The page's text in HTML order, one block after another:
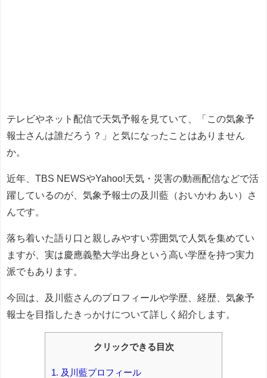
テレビやネット配信で天気予報を見ていて、「この気象予
報士さんは誰だろう？」と気になったことはありません
か。
近年、TBS NEWSやYahoo!天気・災害の動画配信などで活
躍しているのが、気象予報士の及川藍（おいかわ あい）さ
んです。
落ち着いた語り口と親しみやすい雰囲気で人気を集めてい
ますが、実は慶應義塾大学出身という高い学歴を持つ実力
派でもあります。
今回は、及川藍さんのプロフィールや学歴、経歴、気象予
報士を目指したきっかけについて詳しく紹介します。
クリックできる目次
1. 及川藍プロフィール